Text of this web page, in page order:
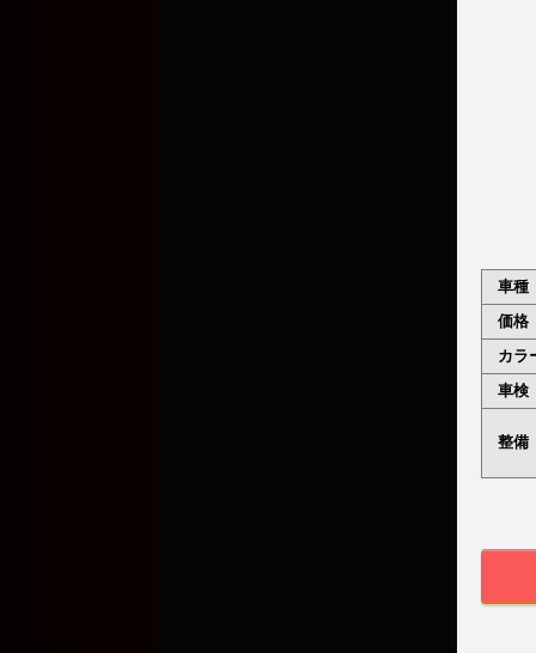
車種
価格
カラ
車検
整備